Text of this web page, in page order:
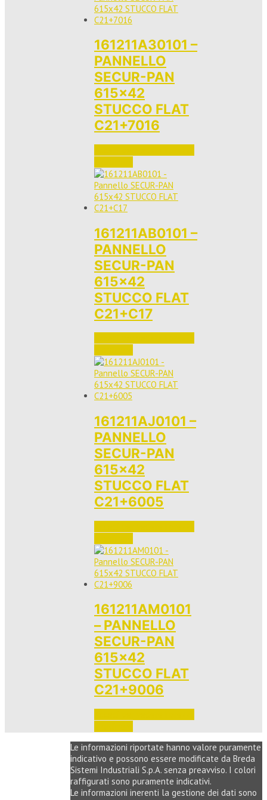
161211A30101 –
PANNELLO
SECUR-PAN
615×42
STUCCO FLAT
C21+7016
161211AB0101 –
PANNELLO
SECUR-PAN
615×42
STUCCO FLAT
C21+C17
161211AJ0101 –
PANNELLO
SECUR-PAN
615×42
STUCCO FLAT
C21+6005
161211AM0101
– PANNELLO
SECUR-PAN
615×42
STUCCO FLAT
C21+9006
Le informazioni riportate hanno valore puramente
indicativo e possono essere modificate da Breda
Sistemi Industriali S.p.A. senza preavviso. I colori
raffigurati sono puramente indicativi.
Le informazioni inerenti la gestione dei dati sono